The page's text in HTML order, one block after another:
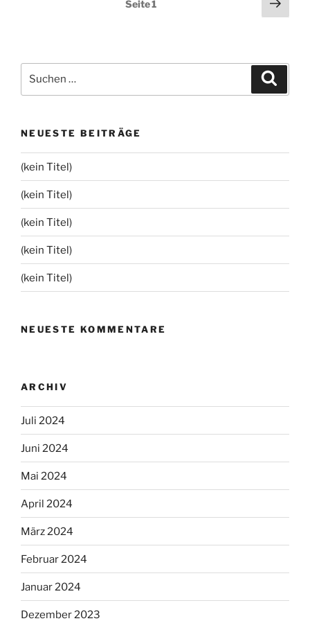
Seite1
nach:
NEUESTE BEITRÄGE
(kein Titel)
(kein Titel)
(kein Titel)
(kein Titel)
(kein Titel)
NEUESTE KOMMENTARE
ARCHIV
Juli 2024
Juni 2024
Mai 2024
April 2024
März 2024
Februar 2024
Januar 2024
Dezember 2023